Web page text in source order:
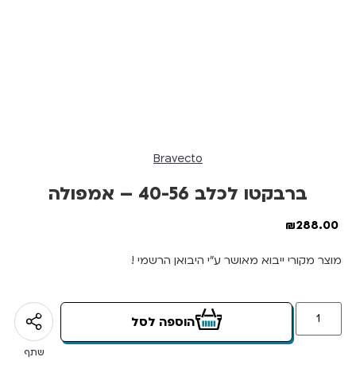
Bravecto
ברבקטו לכלב 40-56 – אמפולה
288.00
₪
מוצר מקורי ייבוא מאושר ע”י היבואן הרשמי !
הוספה לסל
שתף